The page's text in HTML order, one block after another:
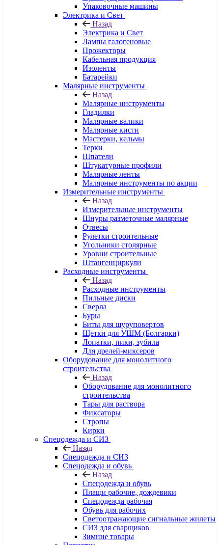
Упаковочные машины
Электрика и Свет
Назад
Электрика и Свет
Лампы галогеновые
Прожекторы
Кабельная продукция
Изоленты
Батарейки
Малярные инструменты
Назад
Малярные инструменты
Гладилки
Малярные валики
Малярные кисти
Мастерки, кельмы
Терки
Шпатели
Штукатурные профили
Малярные ленты
Малярные инструменты по акции
Измерительные инструменты
Назад
Измерительные инструменты
Шнуры разметочные малярные
Отвесы
Рулетки строительные
Угольники столярные
Уровни строительные
Штангенциркули
Расходные инструменты
Назад
Расходные инструменты
Пильные диски
Сверла
Буры
Биты для шуруповертов
Щетки для УШМ (Болгарки)
Лопатки, пики, зубила
Для дрелей-миксеров
Оборудование для монолитного
строительства
Назад
Оборудование для монолитного
строительства
Тары для раствора
Фиксаторы
Стропы
Кирки
Спецодежда и СИЗ
Назад
Спецодежда и СИЗ
Спецодежда и обувь
Назад
Спецодежда и обувь
Плащи рабочие, дождевики
Спецодежда рабочая
Обувь для рабочих
Светоотражающие сигнальные жилеты
СИЗ для сварщиков
Зимние товары